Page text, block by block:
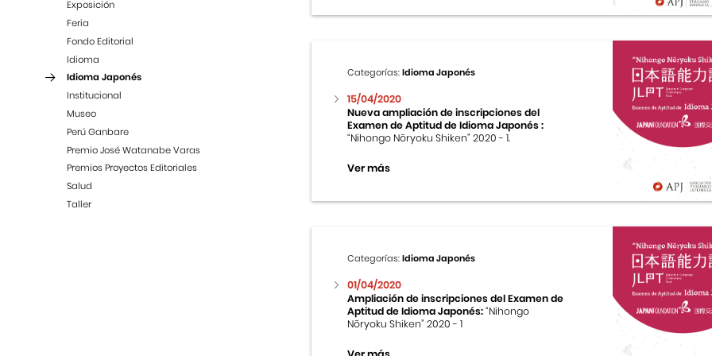
Exposición
Feria
Fondo Editorial
Idioma
Idioma Japonés
Institucional
Museo
Perú Ganbare
Premio José Watanabe Varas
Premios Proyectos Editoriales
Salud
Taller
Categorías:Idioma Japonés
15/04/2020
Nueva ampliación de inscripciones del
Examen de Aptitud de Idioma Japonés :
“Nihongo Nōryoku Shiken” 2020 - 1.
Ver más
Categorías:Idioma Japonés
01/04/2020
Ampliación de inscripciones del Examen de
Aptitud de Idioma Japonés:“Nihongo
Nōryoku Shiken” 2020 - 1